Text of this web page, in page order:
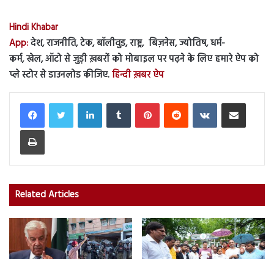
Hindi Khabar
App:देश, राजनीति, टेक, बॉलीवुड, राष्ट्र, बिज़नेस, ज्योतिष, धर्म-
कर्म, खेल, ऑटो से जुड़ी ख़बरों को मोबाइल पर पढ़ने के लिए हमारे ऐप को
प्ले स्टोर से डाउनलोड कीजिए.हिन्दी ख़बर ऐप
LinkedInTumblr PinterestReddit VKontakteShare via Email
Print
Related Articles